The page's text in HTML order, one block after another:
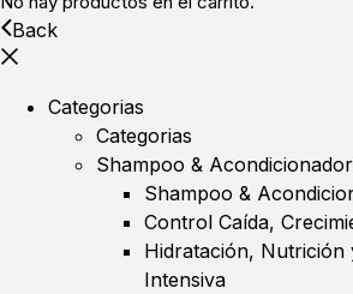
Back
Categorias
Categorias
Shampoo &
Shampoo &
Control Caída,
Hidratación, Nutrición
Intensiva